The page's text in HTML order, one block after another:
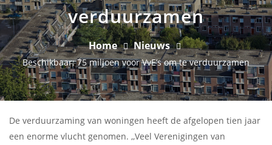
verduurzamen
Home Nieuws
Beschikbaar: 75 miljoen voor VvE’s om te verduurzamen
De verduurzaming van woningen heeft de afgelopen tien jaar
een enorme vlucht genomen. ,,Veel Verenigingen van